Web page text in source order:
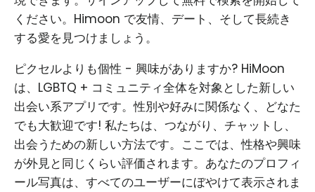
ください。Himoon で友情、デート、そして長続き
する愛を見つけましょう。
ピクセルよりも個性 - 興味がありますか? HiMoon
は、LGBTQ + コミュニティ全体を対象とした新しい
出会い系アプリです。性別や好みに関係なく、どなた
でも大歓迎です! 私たちは、つながり、チャットし、
出会うための新しい方法です。ここでは、性格や興味
が外見と同じくらい評価されます。あなたのプロフィ
ール写真は、すべてのユーザーにぼやけて表示されま